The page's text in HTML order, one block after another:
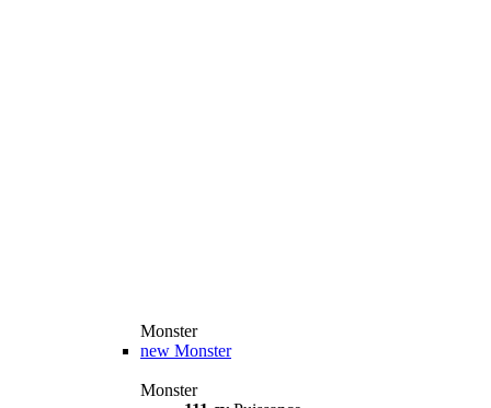
Monster
new Monster
Monster